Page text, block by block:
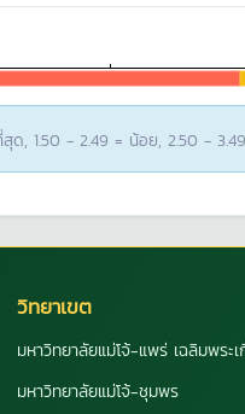
สุด, 1.50 - 2.49 = น้อย, 2.50 -
วิทยาเขต
มหาวิทยาลัยแม่โจ้-แพร่ เฉลิมพระ
มหาวิทยาลัยแม่โจ้-ชุมพร